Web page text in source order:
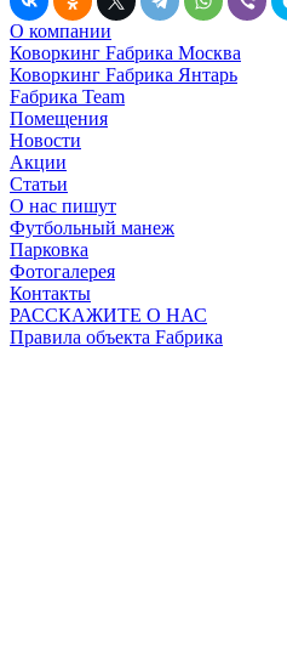
О компании
Коворкинг Fабрика Москва
Коворкинг Fабрика Янтарь
Fабрика Team
Помещения
Новости
Акции
Статьи
О нас пишут
Футбольный манеж
Парковка
Фотогалерея
Контакты
РАССКАЖИТЕ О НАС
Правила объекта Fабрика